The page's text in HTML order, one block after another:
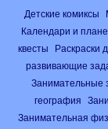
Детские комиксы
Календари и
квесты
Раскраски
развивающие
Занимательные
география
Занимательная